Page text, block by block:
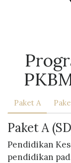
Paket A
Paket A
Pendidikan
pendidikan